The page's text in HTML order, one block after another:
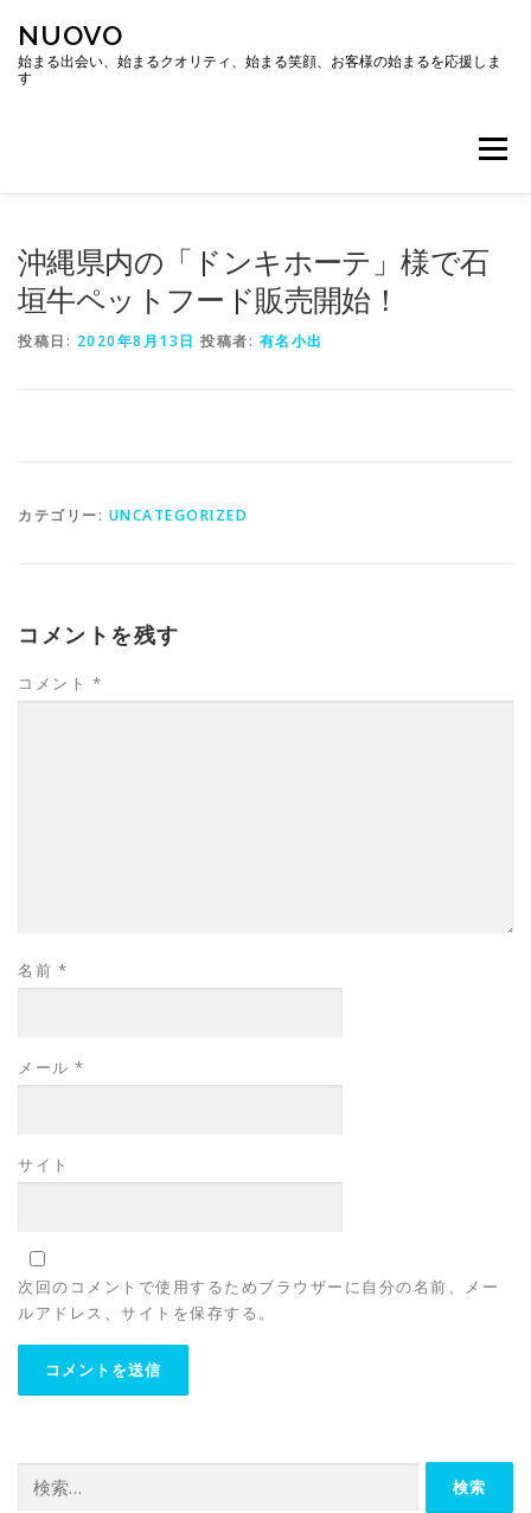
ッ
NUOVO
始まる出会い、始まるクオリティ、始まる笑顔、お客様の始まるを応援しま
す
メニュー
沖縄県内の「ドンキホーテ」様で石
垣牛ペットフード販売開始！
投稿日: 2020年8月13日 投稿者: 有名小出
カテゴリー: UNCATEGORIZED
コメントを残す
コメント *
名前 *
メール *
サイト
次回のコメントで使用するためブラウザーに自分の名前、メー
ルアドレス、サイトを保存する。
索: